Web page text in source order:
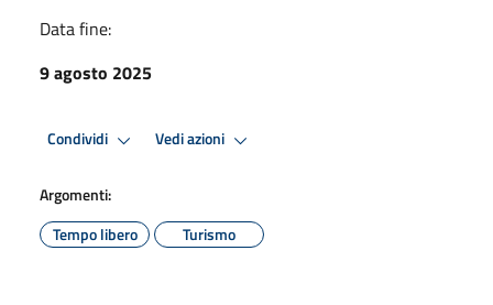
Data fine:
9 agosto 2025
Condividi Vedi azioni
Argomenti:
Tempo libero
Turismo